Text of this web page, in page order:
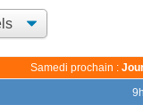
Samedi prochain :